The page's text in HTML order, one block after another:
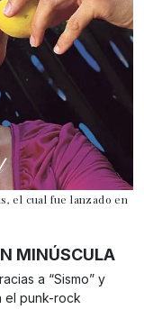
el cual fue lanzado en
MINÚSCULA
a “Sismo” y
el punk-rock